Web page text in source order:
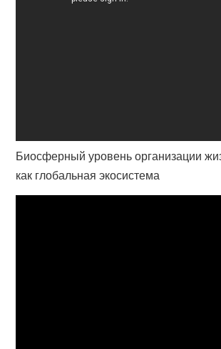
Биосферный уровень организации
как глобальная экосистема